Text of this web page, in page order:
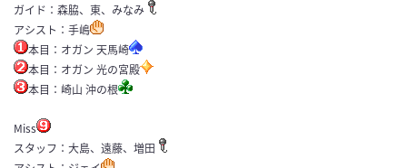
ガイド：森脇、東、みなみ
アシスト：手嶋
本目：オガン 天馬崎
本目：オガン 光の宮殿
本目：崎山 沖の根
Miss
スタッフ：大島、遠藤、増田